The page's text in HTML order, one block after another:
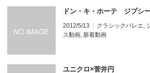
ドン・キ・ホーテ ジプシ
2012/5/13 クラシックバレエ
ス動画 新着動画
ユニクロ×菅井円